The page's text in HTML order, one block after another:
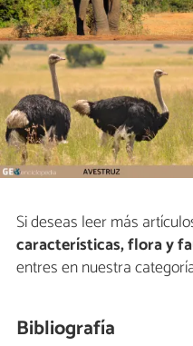
Si deseas leer más
características, flora y
entres en nuestra
Bibliografía